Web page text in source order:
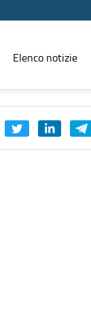
Elenco notizie